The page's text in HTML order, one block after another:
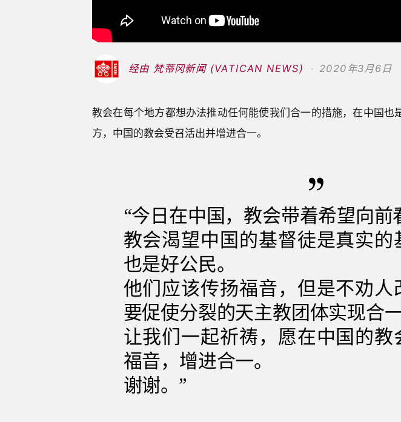
经由 梵蒂冈新闻 (VATICAN NEWS) 2020年3月6日
教会在每个地方都想办法推动任何能使我们合一的措施，在中国也
方，中国的教会受召活出并增进合一。
“今日在中国，教会带着希望向前
教会渴望中国的基督徒是真实的
也是好公民。
他们应该传扬福音，但是不劝人
要促使分裂的天主教团体实现合一
让我们一起祈祷，愿在中国的教
福音，增进合一。
谢谢。”